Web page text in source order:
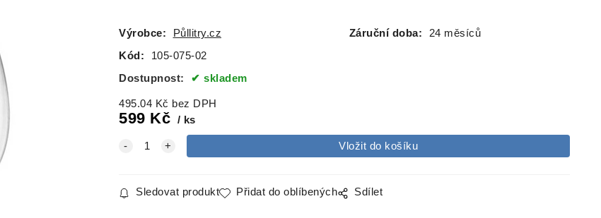
Výrobce: Půllitry.cz Záruční doba:
24 měsíců
Kód:
105-075-02
Dostupnost:
skladem
495.04 Kč bez DPH
599 Kč ks
Sledovat produkt Přidat do oblíbených Sdílet